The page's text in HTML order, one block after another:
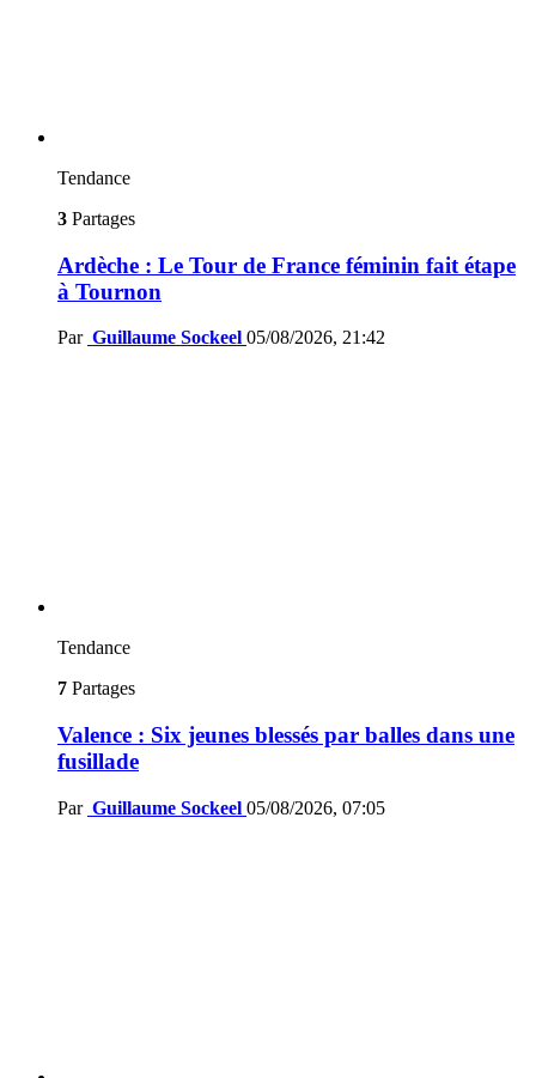
Tendance
3 Partages
Ardèche : Le Tour de France féminin fait étape
à Tournon
Par Guillaume Sockeel 05/08/2026, 21:42
Tendance
7 Partages
Valence : Six jeunes blessés par balles dans une
fusillade
Par Guillaume Sockeel 05/08/2026, 07:05